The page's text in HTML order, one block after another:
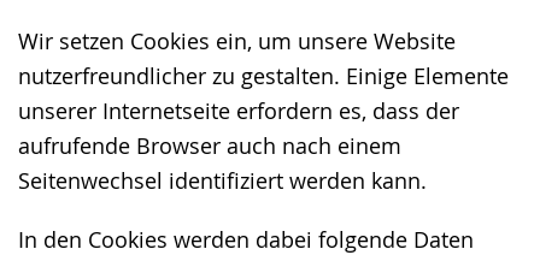
Wir setzen Cookies ein, um unsere Website
nutzerfreundlicher zu gestalten. Einige Elemente
unserer Internetseite erfordern es, dass der
aufrufende Browser auch nach einem
Seitenwechsel identifiziert werden kann.
In den Cookies werden dabei folgende Daten